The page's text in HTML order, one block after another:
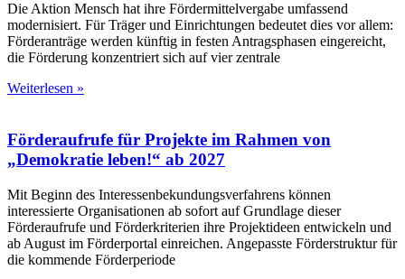
Die Aktion Mensch hat ihre Fördermittelvergabe umfassend
modernisiert. Für Träger und Einrichtungen bedeutet dies vor allem:
Förderanträge werden künftig in festen Antragsphasen eingereicht,
die Förderung konzentriert sich auf vier zentrale
Weiterlesen »
Förderaufrufe für Projekte im Rahmen von
„Demokratie leben!“ ab 2027
Mit Beginn des Interessenbekundungsverfahrens können
interessierte Organisationen ab sofort auf Grundlage dieser
Förderaufrufe und Förderkriterien ihre Projektideen entwickeln und
ab August im Förderportal einreichen. Angepasste Förderstruktur für
die kommende Förderperiode